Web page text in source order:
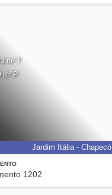
1202
m² T
m² P
Jardim Itália - Chapecó